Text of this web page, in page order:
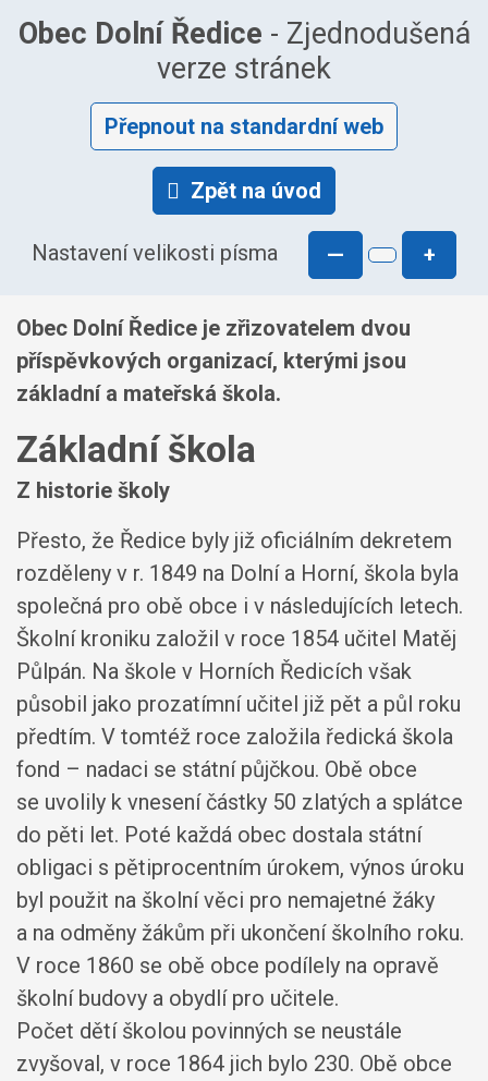
Obec Dolní Ředice - Zjednodušená
verze stránek
Přepnout na standardní web
Zpět na úvod
Nastavení velikosti písma — +
Obec Dolní Ředice je zřizovatelem dvou
příspěvkových organizací, kterými jsou
základní a mateřská škola.
Základní škola
Z historie školy
Přesto, že Ředice byly již oficiálním dekretem
rozděleny v r. 1849 na Dolní a Horní, škola byla
společná pro obě obce i v následujících letech.
Školní kroniku založil v roce 1854 učitel Matěj
Půlpán. Na škole v Horních Ředicích však
působil jako prozatímní učitel již pět a půl roku
předtím. V tomtéž roce založila ředická škola
fond – nadaci se státní půjčkou. Obě obce
se uvolily k vnesení částky 50 zlatých a splátce
do pěti let. Poté každá obec dostala státní
obligaci s pětiprocentním úrokem, výnos úroku
byl použit na školní věci pro nemajetné žáky
a na odměny žákům při ukončení školního roku.
V roce 1860 se obě obce podílely na opravě
školní budovy a obydlí pro učitele.
Počet dětí školou povinných se neustále
zvyšoval, v roce 1864 jich bylo 230. Obě obce